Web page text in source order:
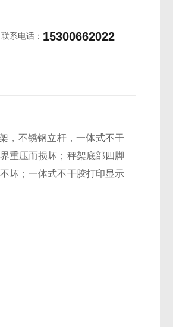
联系电话： 15300662022
，不锈钢立杆，一体式不干
重压而损坏；秤架底部四脚
坏；一体式不干胶打印显示